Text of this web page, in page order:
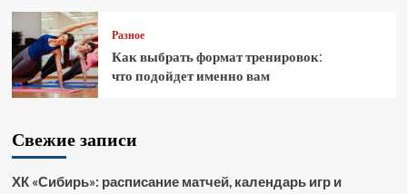
Разное
Как выбрать формат тренировок:
что подойдет именно вам
Свежие записи
ХК «Сибирь»: расписание матчей, календарь игр и